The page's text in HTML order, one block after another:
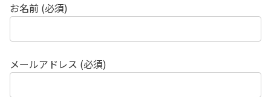
お名前 (必須)
メールアドレス (必須)